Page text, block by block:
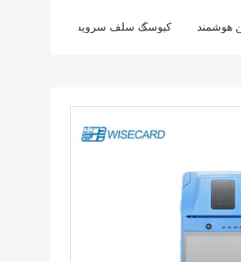
هوشمند کیوسک سلف سرویس